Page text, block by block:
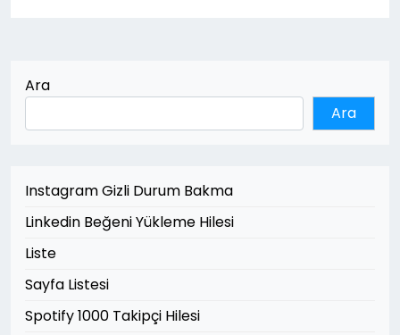
Ara
Ara
Instagram Gizli Durum Bakma
Linkedin Beğeni Yükleme Hilesi
Liste
Sayfa Listesi
Spotify 1000 Takipçi Hilesi